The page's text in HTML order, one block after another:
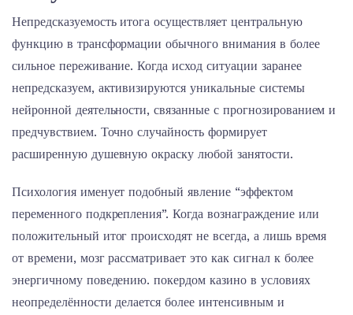
Непредсказуемость итога осуществляет центральную
функцию в трансформации обычного внимания в более
сильное переживание. Когда исход ситуации заранее
непредсказуем, активизируются уникальные системы
нейронной деятельности, связанные с прогнозированием и
предчувствием. Точно случайность формирует
расширенную душевную окраску любой занятости.
Психология именует подобный явление “эффектом
переменного подкрепления”. Когда вознаграждение или
положительный итог происходят не всегда, а лишь время
от времени, мозг рассматривает это как сигнал к более
энергичному поведению. покердом казино в условиях
неопределённости делается более интенсивным и